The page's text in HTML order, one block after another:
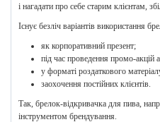
і нагадати про себе старим клієнтам,
Існує безліч варіантів використання
як корпоративний презент;
під час проведення промо-акцій
у форматі роздаткового
заохочення постійних клієнтів.
Так, брелок-відкривачка для пива,
інструментом брендування.